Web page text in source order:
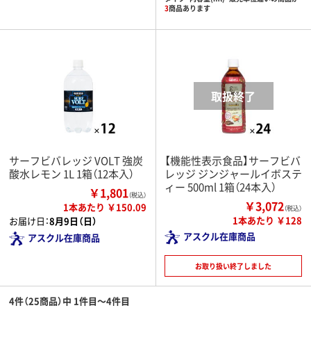
3商品あります
サーフビバレッジ VOLT 強炭
酸水レモン 1L 1箱（12本入）
￥1,801（税込）
1本あたり ￥150.09
お届け日：8月9日（日）
アスクル在庫商品
【機能性表示食品】サーフビバ
レッジ ジンジャールイボステ
ィー 500ml 1箱（24本入）
￥3,072（税込）
1本あたり ￥128
アスクル在庫商品
お取り扱い終了しました
4件（25商品）中 1件目～4件目